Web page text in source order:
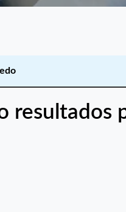
resultados